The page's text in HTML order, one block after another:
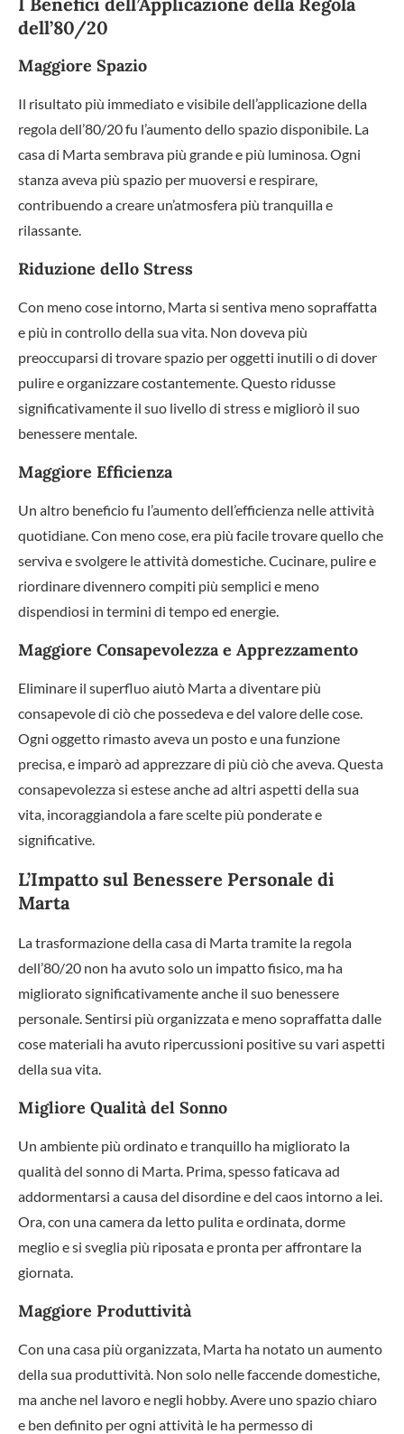
dell’80/20
Maggiore Spazio
Il risultato più immediato e visibile dell’applicazione della
regola dell’80/20 fu l’aumento dello spazio disponibile. La
casa di Marta sembrava più grande e più luminosa. Ogni
stanza aveva più spazio per muoversi e respirare,
contribuendo a creare un’atmosfera più tranquilla e
rilassante.
Riduzione dello Stress
Con meno cose intorno, Marta si sentiva meno sopraffatta
e più in controllo della sua vita. Non doveva più
preoccuparsi di trovare spazio per oggetti inutili o di dover
pulire e organizzare costantemente. Questo ridusse
significativamente il suo livello di stress e migliorò il suo
benessere mentale.
Maggiore Efficienza
Un altro beneficio fu l’aumento dell’efficienza nelle attività
quotidiane. Con meno cose, era più facile trovare quello che
serviva e svolgere le attività domestiche. Cucinare, pulire e
riordinare divennero compiti più semplici e meno
dispendiosi in termini di tempo ed energie.
Maggiore Consapevolezza e Apprezzamento
Eliminare il superfluo aiutò Marta a diventare più
consapevole di ciò che possedeva e del valore delle cose.
Ogni oggetto rimasto aveva un posto e una funzione
precisa, e imparò ad apprezzare di più ciò che aveva. Questa
consapevolezza si estese anche ad altri aspetti della sua
vita, incoraggiandola a fare scelte più ponderate e
significative.
L’Impatto sul Benessere Personale di
Marta
La trasformazione della casa di Marta tramite la regola
dell’80/20 non ha avuto solo un impatto fisico, ma ha
migliorato significativamente anche il suo benessere
personale. Sentirsi più organizzata e meno sopraffatta dalle
cose materiali ha avuto ripercussioni positive su vari aspetti
della sua vita.
Migliore Qualità del Sonno
Un ambiente più ordinato e tranquillo ha migliorato la
qualità del sonno di Marta. Prima, spesso faticava ad
addormentarsi a causa del disordine e del caos intorno a lei.
Ora, con una camera da letto pulita e ordinata, dorme
meglio e si sveglia più riposata e pronta per affrontare la
giornata.
Maggiore Produttività
Con una casa più organizzata, Marta ha notato un aumento
della sua produttività. Non solo nelle faccende domestiche,
ma anche nel lavoro e negli hobby. Avere uno spazio chiaro
e ben definito per ogni attività le ha permesso di